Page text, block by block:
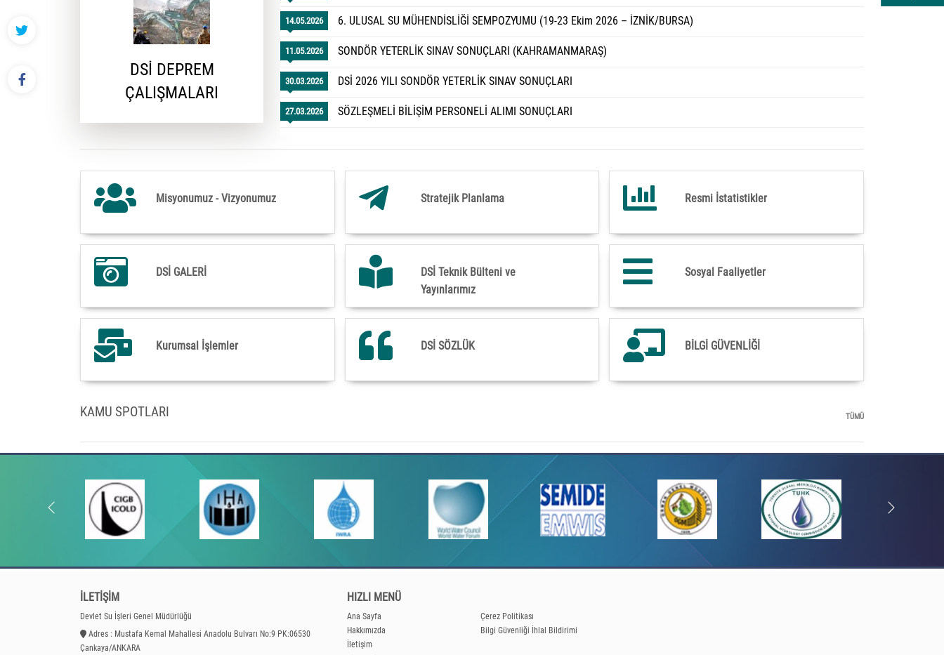
DSİ DEPREM
ÇALIŞMALARI
DSİ Teknik Bülteni
Uluslararası Sulama ve
Drenaj Komisyonu
14.05.2026 6. ULUSAL SU MÜHENDİSLİĞİ SEMPOZYUMU (19-23 Ekim 2026 – İZNİK/BURSA)
11.05.2026 SONDÖR YETERLİK SINAV SONUÇLARI (KAHRAMANMARAŞ)
30.03.2026 DSİ 2026 YILI SONDÖR YETERLİK SINAV SONUÇLARI
27.03.2026 SÖZLEŞMELİ BİLİŞİM PERSONELİ ALIMI SONUÇLARI
Misyonumuz - Vizyonumuz Stratejik Planlama Resmi İstatistikler
DSİ GALERİ
DSİ Teknik Bülteni ve
Yayınlarımız
Sosyal Faaliyetler
Kurumsal İşlemler DSİ SÖZLÜK BİLGİ GÜVENLİĞİ
KAMU SPOTLARI TÜMÜ
İLETİŞİM
Devlet Su İşleri Genel Müdürlüğü
Adres : Mustafa Kemal Mahallesi Anadolu Bulvarı No:9 PK:06530
Çankaya/ANKARA
HIZLI MENÜ
Ana Sayfa
Hakkımızda
İletişim
Çerez Politikası
Bilgi Güvenliği İhlal Bildirimi